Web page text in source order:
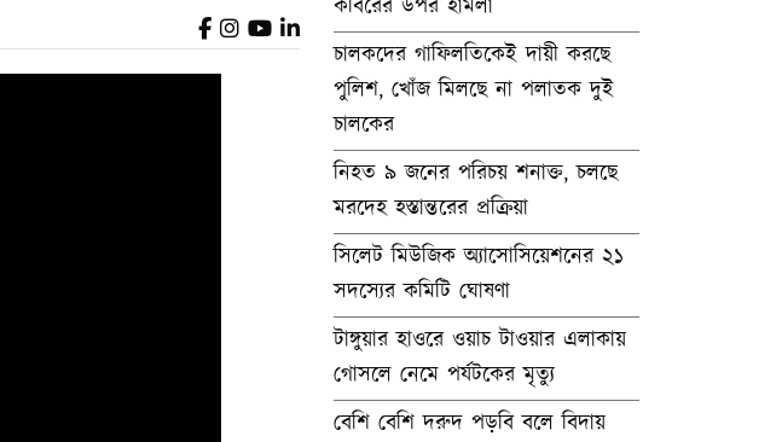
কবিরের উপর হামলা
চালকদের গাফিলতিকেই দায়ী করছে
পুলিশ, খোঁজ মিলছে না পলাতক দুই
চালকের
নিহত ৯ জনের পরিচয় শনাক্ত, চলছে
মরদেহ হস্তান্তরের প্রক্রিয়া
সিলেট মিউজিক অ্যাসোসিয়েশনের ২১
সদস্যের কমিটি ঘোষণা
টাঙ্গুয়ার হাওরে ওয়াচ টাওয়ার এলাকায়
গোসলে নেমে পর্যটকের মৃত্যু
বেশি বেশি দরুদ পড়বি বলে বিদায়